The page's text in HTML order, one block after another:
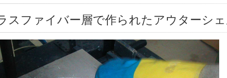
スファイバー層で作られたアウターシ